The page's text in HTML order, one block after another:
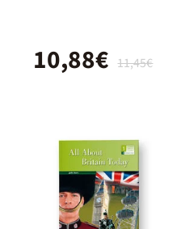
11,45€
10,88€